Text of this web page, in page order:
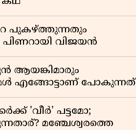
പുകഴ്ത്തുന്നതും
വിജയൻ
ആയങ്കിമാരും
എങ്ങോട്ടാണ് പോകുന്നത്
'വീർ' പട്ടമോ;
മഞ്ചേശ്വരത്തെ